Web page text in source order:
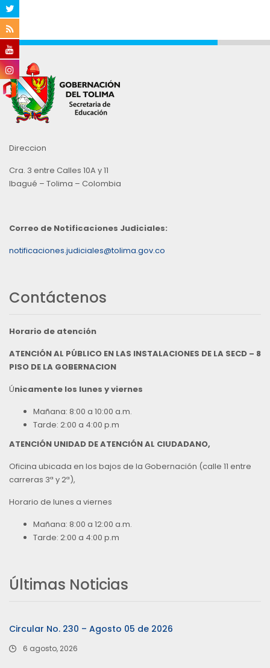
Direccion
Cra. 3 entre Calles 10A y 11
Ibagué – Tolima – Colombia
Correo de Notificaciones Judiciales:
notificaciones.judiciales@tolima.gov.co
Contáctenos
Horario de atención
ATENCIÓN AL PÚBLICO EN LAS INSTALACIONES DE LA SECD – 8
PISO DE LA GOBERNACION
Únicamente los lunes y viernes
Mañana: 8:00 a 10:00 a.m.
Tarde: 2:00 a 4:00 p.m
ATENCIÓN UNIDAD DE ATENCIÓN AL CIUDADANO,
Oficina ubicada en los bajos de la Gobernación (calle 11 entre
carreras 3ª y 2ª),
Horario de lunes a viernes
Mañana: 8:00 a 12:00 a.m.
Tarde: 2:00 a 4:00 p.m
Últimas Noticias
Circular No. 230 – Agosto 05 de 2026
6 agosto, 2026